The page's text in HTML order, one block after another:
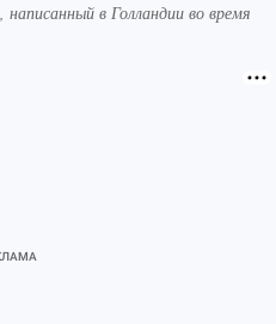
в Голландии во время